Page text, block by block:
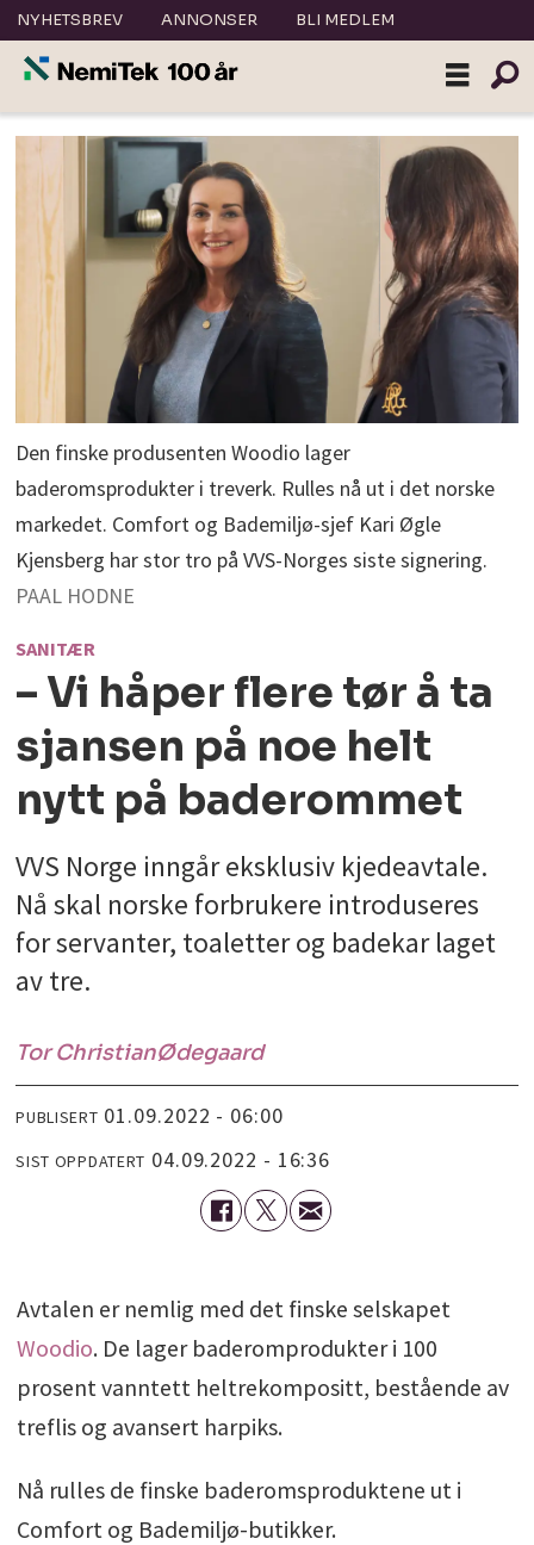
NYHETSBREV ANNONSER BLI MEDLEM
Den finske produsenten Woodio lager
baderomsprodukter i treverk. Rulles nå ut i det norske
markedet. Comfort og Bademiljø-sjef Kari Øgle
Kjensberg har stor tro på VVS-Norges siste signering.
PAAL HODNE
SANITÆR
– Vi håper flere tør å ta
sjansen på noe helt
nytt på baderommet
VVS Norge inngår eksklusiv kjedeavtale.
Nå skal norske forbrukere introduseres
for servanter, toaletter og badekar laget
av tre.
Tor ChristianØdegaard
PUBLISERT 01.09.2022 - 06:00
SIST OPPDATERT 04.09.2022 - 16:36
Avtalen er nemlig med det finske selskapet
Woodio. De lager baderomprodukter i 100
prosent vanntett heltrekompositt, bestående av
treflis og avansert harpiks.
Nå rulles de finske baderomsproduktene ut i
Comfort og Bademiljø-butikker.